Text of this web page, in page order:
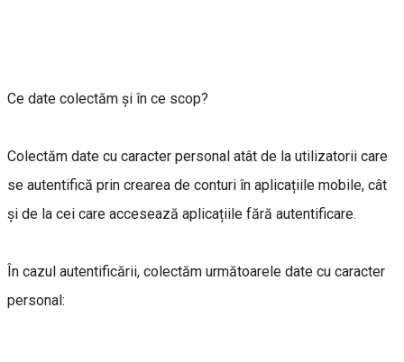
Ce date colectăm și în ce scop?
Colectăm date cu caracter personal atât de la utilizatorii care
se autentifică prin crearea de conturi în aplicațiile mobile, cât
și de la cei care accesează aplicațiile fără autentificare.
În cazul autentificării, colectăm următoarele date cu caracter
personal: